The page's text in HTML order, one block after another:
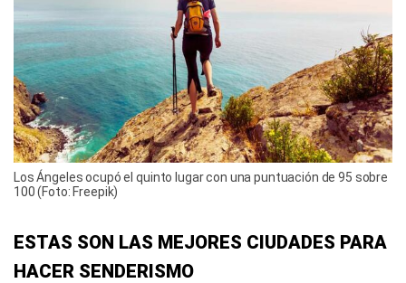
Los Ángeles ocupó el quinto lugar con una puntuación de 95 sobre
100 (Foto: Freepik)
ESTAS SON LAS MEJORES CIUDADES PARA
HACER SENDERISMO